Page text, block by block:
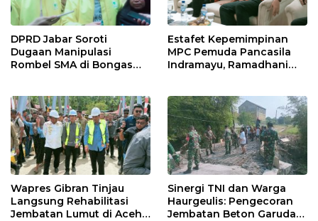
DPRD Jabar Soroti
Dugaan Manipulasi
Rombel SMA di Bongas
Estafet Kepemimpinan
MPC Pemuda Pancasila
Indramayu, Ramadhani
Muscablub
Wapres Gibran Tinjau
Langsung Rehabilitasi
Jembatan Lumut di Aceh
Sinergi TNI dan Warga
Haurgeulis: Pengecoran
Jembatan Beton Garuda